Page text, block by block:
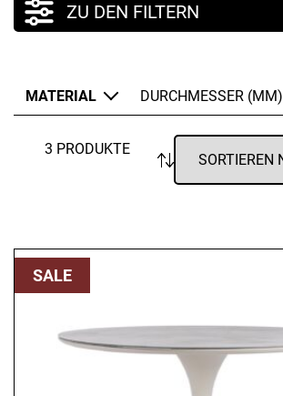
ZU DEN FILTERN
MATERIAL DURCHMESSER (MM)
3 PRODUKTE
SALE